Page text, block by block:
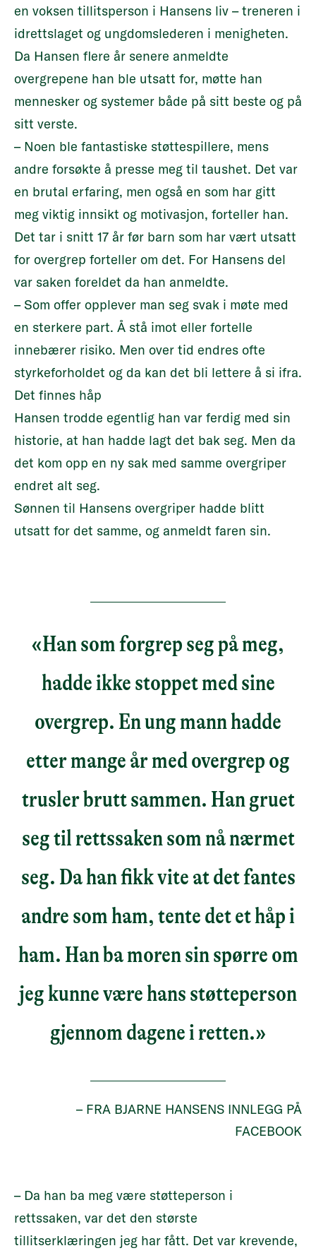
en voksen tillitsperson i Hansens liv – treneren i
idrettslaget og ungdomslederen i menigheten.
Da Hansen flere år senere anmeldte
overgrepene han ble utsatt for, møtte han
mennesker og systemer både på sitt beste og på
sitt verste.
– Noen ble fantastiske støttespillere, mens
andre forsøkte å presse meg til taushet. Det var
en brutal erfaring, men også en som har gitt
meg viktig innsikt og motivasjon, forteller han.
Det tar i snitt 17 år før barn som har vært utsatt
for overgrep forteller om det. For Hansens del
var saken foreldet da han anmeldte.
– Som offer opplever man seg svak i møte med
en sterkere part. Å stå imot eller fortelle
innebærer risiko. Men over tid endres ofte
styrkeforholdet og da kan det bli lettere å si ifra.
Det finnes håp
Hansen trodde egentlig han var ferdig med sin
historie, at han hadde lagt det bak seg. Men da
det kom opp en ny sak med samme overgriper
endret alt seg.
Sønnen til Hansens overgriper hadde blitt
utsatt for det samme, og anmeldt faren sin.
«Han som forgrep seg på meg,
hadde ikke stoppet med sine
overgrep. En ung mann hadde
etter mange år med overgrep og
trusler brutt sammen. Han gruet
seg til rettssaken som nå nærmet
seg. Da han fikk vite at det fantes
andre som ham, tente det et håp i
ham. Han ba moren sin spørre om
jeg kunne være hans støtteperson
gjennom dagene i retten.»
– FRA BJARNE HANSENS INNLEGG PÅ
FACEBOOK
– Da han ba meg være støtteperson i
rettssaken, var det den største
tillitserklæringen jeg har fått. Det var krevende,